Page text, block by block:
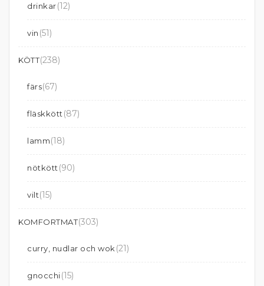
drinkar(12)
vin (51)
KÖTT(238)
färs(67)
fläskkött (87)
lamm(18)
nötkött (90)
vilt(15)
KOMFORTMAT(303)
curry, nudlar och wok (21)
gnocchi(15)